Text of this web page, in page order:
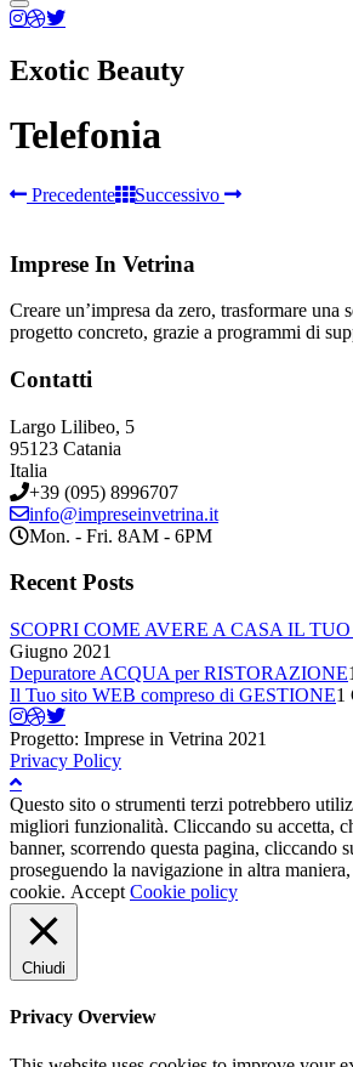
Menu
principale
Exotic Beauty
Telefonia
consulente-
Migliori-
Offerte-
Telefonia-
Fissa-
e1596215864886
Precedente Successivo
Imprese In Vetrina
Creare un’impresa da zero, trasformare una
progetto concreto, grazie a programmi di
Contatti
Largo Lilibeo, 5
95123 Catania
Italia
+39 (095) 8996707
info@impreseinvetrina.it
Mon. - Fri. 8AM - 6PM
Recent Posts
SCOPRI COME AVERE A CASA IL
Giugno 2021
Depuratore ACQUA per RISTORAZIONE
Il Tuo sito WEB compreso di GESTIONE1
Progetto: Imprese in Vetrina 2021
Privacy Policy
Questo sito o strumenti terzi potrebbero
migliori funzionalità. Cliccando su accetta,
banner, scorrendo questa pagina, cliccando
proseguendo la navigazione in altra
cookie. Accept Cookie policy
Chiudi
Privacy Overview